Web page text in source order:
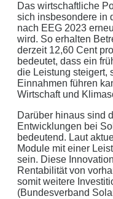
Ihre Daten in guten
keine
sichere
Datenlöschung
Keine
Das wirtschaftliche
sich insbesondere in
nach EEG 2023
wird. So erhalten
derzeit 12,60 Cent
bedeutet, dass ein
die Leistung steigert,
Einnahmen führen
Wirtschaft und
Darüber hinaus sind
Entwicklungen bei
bedeutend. Laut
Module mit einer
sein. Diese
Rentabilität von
somit weitere
(Bundesverband